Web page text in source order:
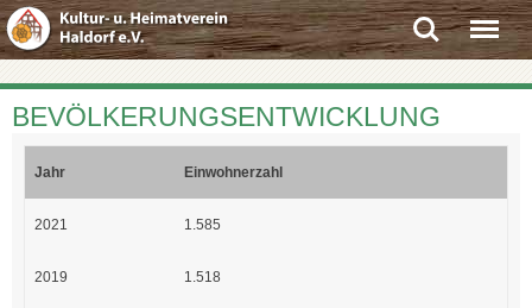
SearchMenu
BEVÖLKERUNGSENTWICKLUNG
Jahr Einwohnerzahl
2021 1.585
2019 1.518